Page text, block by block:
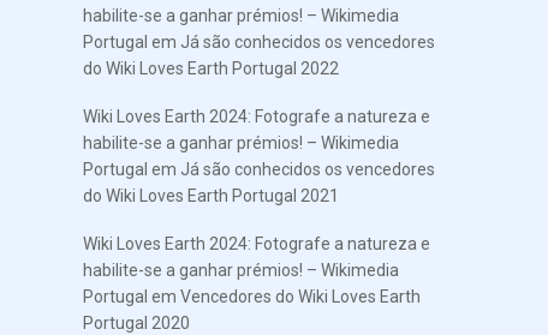
habilite-se a ganhar prémios! – Wikimedia
Portugal em Já são conhecidos os vencedores
do Wiki Loves Earth Portugal 2022
Wiki Loves Earth 2024: Fotografe a natureza e
habilite-se a ganhar prémios! – Wikimedia
Portugal em Já são conhecidos os vencedores
do Wiki Loves Earth Portugal 2021
Wiki Loves Earth 2024: Fotografe a natureza e
habilite-se a ganhar prémios! – Wikimedia
Portugal em Vencedores do Wiki Loves Earth
Portugal 2020